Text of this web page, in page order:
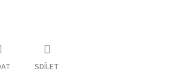
SDÍLET